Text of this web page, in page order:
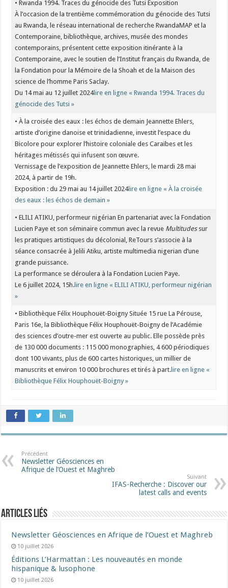
• Rwanda 1994. Traces du génocide des Tutsi Exposition
À l’occasion de la trentième commémoration du génocide des Tutsi
au Rwanda, le réseau international de recherche RwandaMAP et la
Contemporaine, bibliothèque, archives, musée des mondes
contemporains, présentent cette exposition itinérante à la
Contemporaine, avec le soutien de l’Institut français du Rwanda, de
la Fondation pour la Mémoire de la Shoah et de la Maison des
science de l’homme Paris Saclay.
Du 14 mai au 12 juillet 2024lire en ligne « Rwanda 1994. Traces du
génocide des Tutsi »
• À la croisée des eaux : les échos de demain Jeannette Ehlers,
artiste d’origine danoise et trinidadienne, investit l’espace du
Bicolore pour explorer l’histoire coloniale des Caraïbes et les
héritages métissés qui infusent son œuvre.
Vernissage de l’exposition de Jeannette Ehlers, le mardi 28 mai
2024, à partir de 19h.
Exposition : du 29 mai au 14 juillet 2024lire en ligne « À la croisée
des eaux : les échos de demain »
• ELILI ATIKU, performeur nigérian En partenariat avec la Fondation
Lucien Paye et son séminaire commun avec la revue Multitudessur
les pratiques artistiques du décolonial, ReTours s’associe à la
séance consacrée à Jelili Atiku, artiste multimedia nigerian d’une
grande puissance.
La performance se déroulera à la Fondation Lucien Paye.
Le 6 juillet 2024, 15h. lire en ligne « ELILI ATIKU, performeur nigérian
»
• Bibliothèque Félix Houphouët-Boigny Située 15 rue La Pérouse,
Paris 16e, la Bibliothèque Félix Houphouët-Boigny de l’Académie
des sciences d’outre-mer est ouverte au public. Elle possède près
de 130 000 documents : 115 000 monographies, 4 600 périodiques
dont 100 vivants, plus de 600 cartes historiques, un millier de
manuscrits et environ 10 000 brochures et tirés à part. lire en ligne «
Bibliothèque Félix Houphouët-Boigny »
Précédent
Newsletter Géosciences en
Afrique de l’Ouest et Maghreb
Suivant
IFAS-Recherche : Discover our
latest calls and events
Articles liés
Newsletter Géosciences en Afrique de l’Ouest et Maghreb
10 juillet 2026
Éditions L’Harmattan : Les nouveautés en monde
hispanique & lusophone
10 juillet 2026